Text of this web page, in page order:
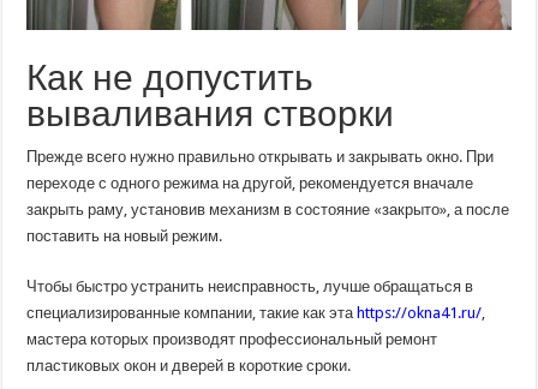
Как не допустить
вываливания створки
Прежде всего нужно правильно открывать и закрывать окно. При
переходе с одного режима на другой, рекомендуется вначале
закрыть раму, установив механизм в состояние «закрыто», а после
поставить на новый режим.
Чтобы быстро устранить неисправность, лучше обращаться в
специализированные компании, такие как этаhttps://okna41.ru/
мастера которых производят профессиональный ремонт
пластиковых окон и дверей в короткие сроки.